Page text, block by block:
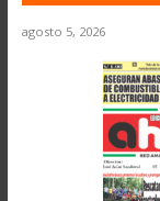
agosto 5, 2026